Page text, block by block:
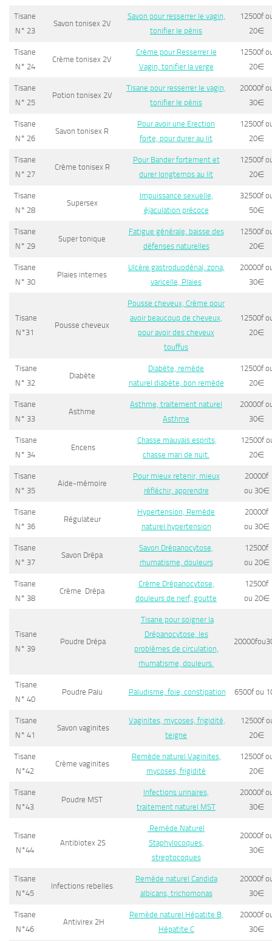
Tisane
N° 23
Savon tonisex 2V
Savon pour resserrer le vagin,
tonifier le pénis
12500f
20∈
Tisane
N° 24
Crème tonisex 2V
Crème pour Resserrer le
Vagin, tonifier la verge
12500f
20∈
Tisane
N° 25
Potion tonisex 2V
Tisane pour resserrer le vagin,
tonifier le pénis
20000f
30∈
Tisane
N° 26
Savon tonisex R
Pour avoir une Erection
forte, pour durer au lit
12500f
20∈
Tisane
N° 27
Crème tonisex R
Pour Bander fortement et
durer longtemps au lit
12500f
20∈
Tisane
N° 28
Supersex
Impuissance sexuelle,
éjaculation précoce
32500f
50∈
Tisane
N° 29
Super tonique
Fatigue générale, baisse des
défenses naturelles
12500f
20∈
Tisane
N° 30
Plaies internes
Ulcère gastroduodénal, zona,
varicelle, Plaies
20000f
30∈
Tisane
N°31
Pousse cheveux
Pousse cheveux, Crème pour
avoir beaucoup de cheveux,
pour avoir des cheveux
touffus
12500f
20∈
Tisane
N° 32
Diabète
Diabète, remède
naturel diabète, bon remède
12500f
20∈
Tisane
N° 33
Asthme
Asthme, traitement naturel
Asthme
20000f
30∈
Tisane
N° 34
Encens
Chasse mauvais esprits,
chasse mari de nuit.
12500f
20∈
Tisane
N° 35
Aide-mémoire
Pour mieux retenir, mieux
réfléchir, apprendre
20000f
ou 30∈
Tisane
N° 36
Régulateur
Hypertension, Remède
naturel hypertension
20000f
ou 30∈
Tisane
N° 37
Savon Drépa
Savon Drépanocytose,
rhumatisme, douleurs
12500f
ou 20∈
Tisane
N° 38
Crème Drépa
Crème Drépanocytose,
douleurs de nerf, goutte
12500f
ou 20∈
Tisane
N° 39
Poudre Drépa
Tisane pour soigner la
Drépanocytose, les
problèmes de circulation,
rhumatisme, douleurs.
Tisane
N° 40
Poudre Palu Paludisme, foie, constipation 6500f ou
Tisane
N° 41
Savon vaginites
Vaginites, mycoses, frigidité,
teigne
12500f
20∈
Tisane
N°42
Crème vaginites
Remède naturel Vaginites,
mycoses, frigidité
12500f
20∈
Tisane
N°43
Poudre MST
Infections urinaires,
traitement naturel MST
20000f
30∈
Tisane
N°44
Antibiotex 2S
Remède Naturel
Staphylocoques,
streptocoques
20000f
30∈
Tisane
N°45
Infections rebelles
Remède naturel Candida
albicans, trichomonas
20000f
30∈
Tisane
N°46
Antivirex 2H
Remède naturel Hépatite B,
Hépatite C
20000f
30∈